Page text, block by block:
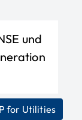
und
for Utilities